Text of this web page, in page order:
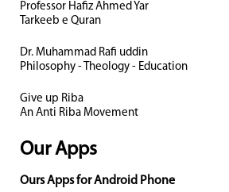
Professor Hafiz Ahmed Yar
Tarkeeb e Quran
Dr. Muhammad Rafi uddin
Philosophy - Theology - Education
Give up Riba
An Anti Riba Movement
Our Apps
Ours Apps for Android Phone